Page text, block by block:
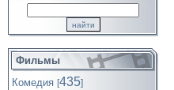
Фильмы
Комедия [435]